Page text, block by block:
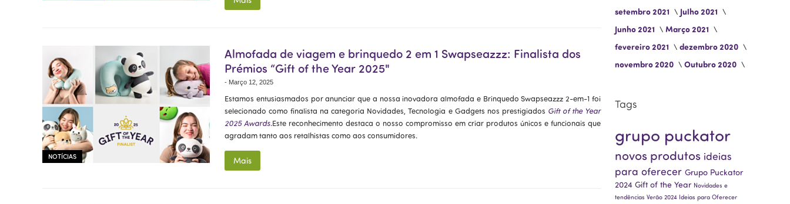
NOTÍCIAS
Almofada de viagem e brinquedo 2 em 1 Swapseazzz: Finalista dos
Prémios “Gift of the Year 2025"
- Março 12, 2025
Estamos entusiasmados por anunciar que a nossa inovadora almofada e Brinquedo Swapseazzz 2-em-1 foi
selecionado como finalista na categoria Novidades, Tecnologia e Gadgets nos prestigiados Gift of the Year
2025 Awards.Este reconhecimento destaca o nosso compromisso em criar produtos únicos e funcionais que
agradam tanto aos retalhistas como aos consumidores.
Mais
setembro 2021
Julho 2021
Junho 2021
Março 2021
fevereiro 2021
dezembro 2020
novembro 2020
Outubro 2020
Tags
grupo puckator
novos produtos ideias
para oferecer Grupo Puckator
2024 Gift of the Year Novidades e
tendências Verão 2024 Ideias para Oferecer